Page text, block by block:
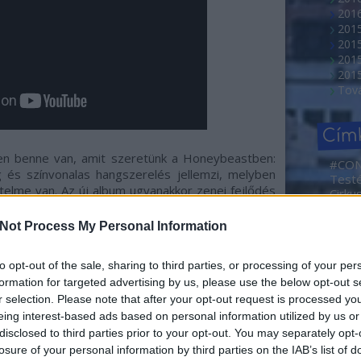
Process My Personal Information
opt-out of the sale, sharing to third parties, or processing of your
for targeted advertising by us, please use the below opt-out
selection. Please note that after your opt-out request is processed
interest-based ads based on personal information utilized by us
to third parties prior to your opt-out. You may separately
of your personal information by third parties on the IAB’s list of
benne van, amit szeretünk a Honeybeastben:
és színvonalas hangszerelés jellemzi, melyben
van. Az új album ugyanakkor zenei fejlődés
zenei megoldások is megjelennek benne. A
a gitárok kicsit visszahúzódnak és a
melyek mellett ezúttal a fúvós hangszerek is
slágerek mellett a „Bódottá” új album dalait is
újdonság lesz még, hogy az új lemezhez hűen
vetítés teszi teljessé, melyen Tarján Zsófi
láthatjuk majd. Az új album borítóján
is az énekesnő munkáját dicséri.
Dóra
Ada